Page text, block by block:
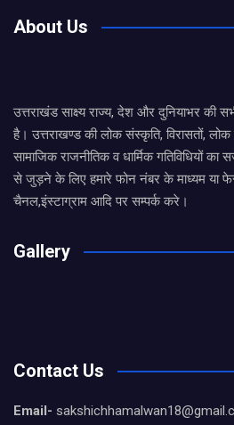
About Us
उत्तराखंड साक्ष्य राज्य, देश और दुनियाभर की
है। उत्तराखण्ड की लोक संस्कृति, विरासतों,
सामाजिक राजनीतिक व धार्मिक गतिविधियों का
से जुड़ने के लिए हमारे फोन नंबर के माध्यम या
चैनल,इंस्टाग्राम आदि पर सम्पर्क करे।
Gallery
Contact Us
Email-